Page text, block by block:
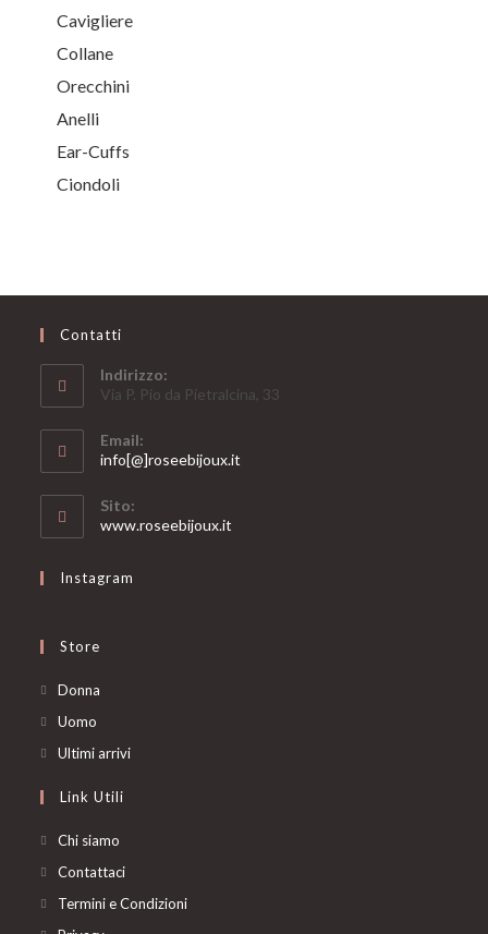
Cavigliere
Collane
Orecchini
Anelli
Ear-Cuffs
Ciondoli
Contatti
Indirizzo:
Via P. Pio da Pietralcina, 33
Email:
info[@]roseebijoux.it
Sito:
www.roseebijoux.it
Instagram
Store
Donna
tab
Uomo
in
new
Ultimi arriviOpens
Link Utili
Chi siamo
Contattaci
Termini e Condizioni